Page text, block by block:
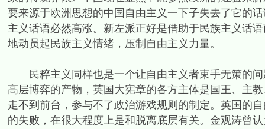
要来源于欧洲思想的中国自由主义一下子失去了它的
主义话语必然高涨。新左派正好是借助于民族主义话
地动员起民族主义情绪，压制自由主义力量。
民粹主义同样也是一个让自由主义者束手无策的问
高层博弈的产物，英国大宪章的各方主体是国王、主
走不到前台，参与不了政治游戏规则的制定。英国的
的失败，在很大程度上是和脱离底层有关。金观涛曾